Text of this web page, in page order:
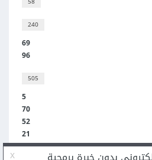
240
69
96
505
5
70
52
21